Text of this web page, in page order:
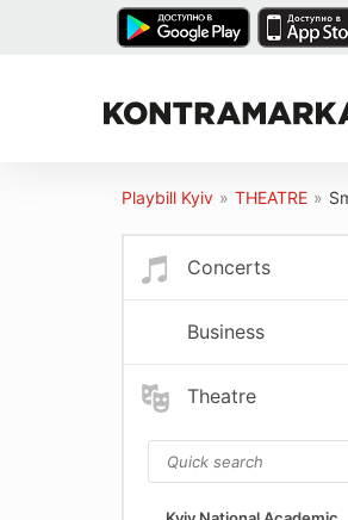
Playbill Kyiv » THEATRE »
Concerts
Business
Theatre